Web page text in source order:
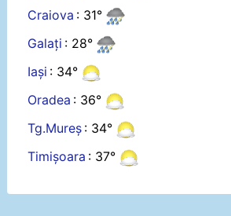
Craiova : 31°
Galați : 28°
Iași : 34°
Oradea : 36°
Tg.Mureș : 34°
Timișoara : 37°